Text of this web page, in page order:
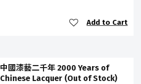
Add to Cart
中國漆藝二千年 2000 Years of
Chinese Lacquer (Out of Stock)